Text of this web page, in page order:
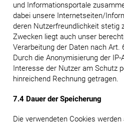
und Informationsportale
dabei unsere Internetseiten/
deren Nutzerfreundlichkeit stetig
Zwecken liegt auch unser
Verarbeitung der Daten nach Art.
Durch die Anonymisierung der
Interesse der Nutzer am Schutz
hinreichend Rechnung getragen.
7.4 Dauer der Speicherung
Die verwendeten Cookies